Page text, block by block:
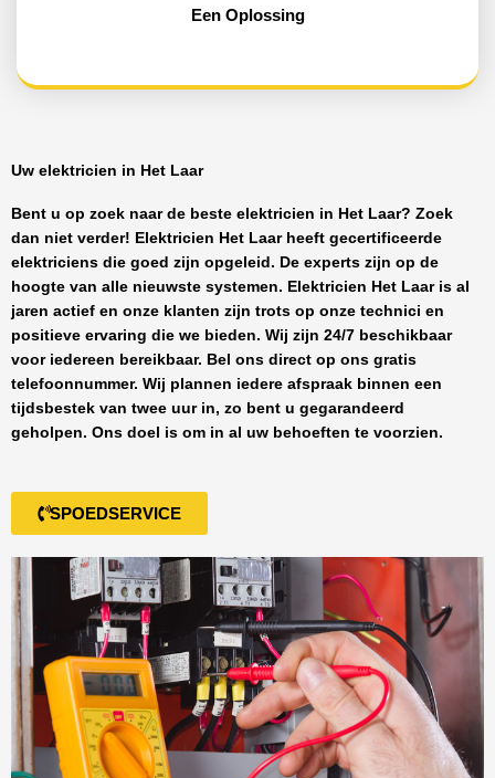
Een Oplossing
Uw elektricien in Het Laar
Bent u op zoek naar de beste elektricien in Het Laar? Zoek
dan niet verder! Elektricien Het Laarheeft gecertificeerde
elektriciens die goed zijn opgeleid. De experts zijn op de
hoogte van alle nieuwste systemen. Elektricien Het Laaris al
jaren actief en onze klanten zijn trots op onze technici en
positieve ervaring die we bieden. Wij zijn 24/7 beschikbaar
voor iedereen bereikbaar. Bel ons direct op ons gratis
telefoonnummer. Wij plannen iedere afspraak binnen een
tijdsbestek van twee uur in, zo bent u gegarandeerd
geholpen. Ons doel is om in al uw behoeften te voorzien.
SPOEDSERVICE